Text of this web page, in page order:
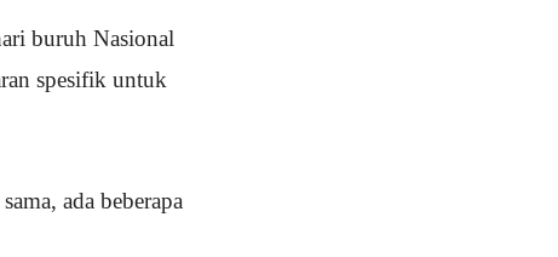
buruh Nasional
spesifik untuk
ada beberapa